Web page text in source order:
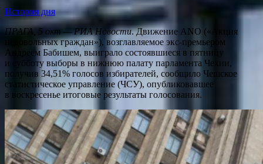
История дня
ПРАГА, 5 окт — РИА Новости. Движение ANO («Акция
недовольных граждан»), возглавляемое экс-премьером
Андреем Бабишем, выиграло состоявшиеся в пятницу
и субботу выборы в нижнюю палату парламента Чехии,
получив 34,51% голосов избирателей, сообщило Чешское
статистическое управление (ЧСУ), опубликовавшее
в воскресенье итоговые результаты голосования.